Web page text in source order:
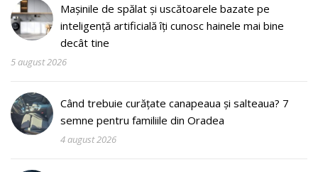
Mașinile de spălat și uscătoarele bazate pe
inteligență artificială îți cunosc hainele mai bine
decât tine
5 august 2026
Când trebuie curățate canapeaua și salteaua? 7
semne pentru familiile din Oradea
4 august 2026